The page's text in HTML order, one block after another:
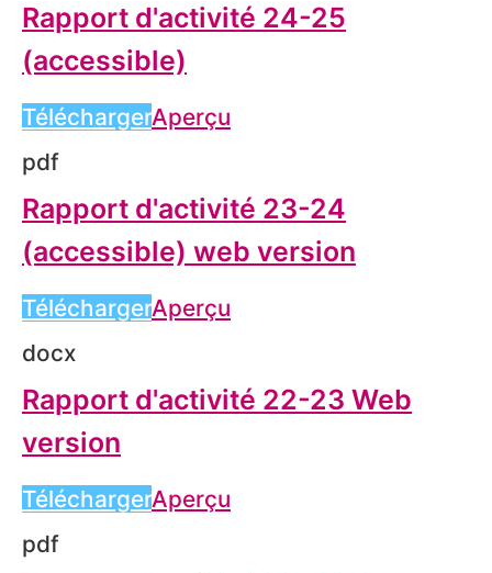
Rapport d'activité 24-25
(accessible)
TéléchargerAperçu
pdf
Rapport d'activité 23-24
(accessible) web version
TéléchargerAperçu
docx
Rapport d'activité 22-23 Web
version
TéléchargerAperçu
pdf